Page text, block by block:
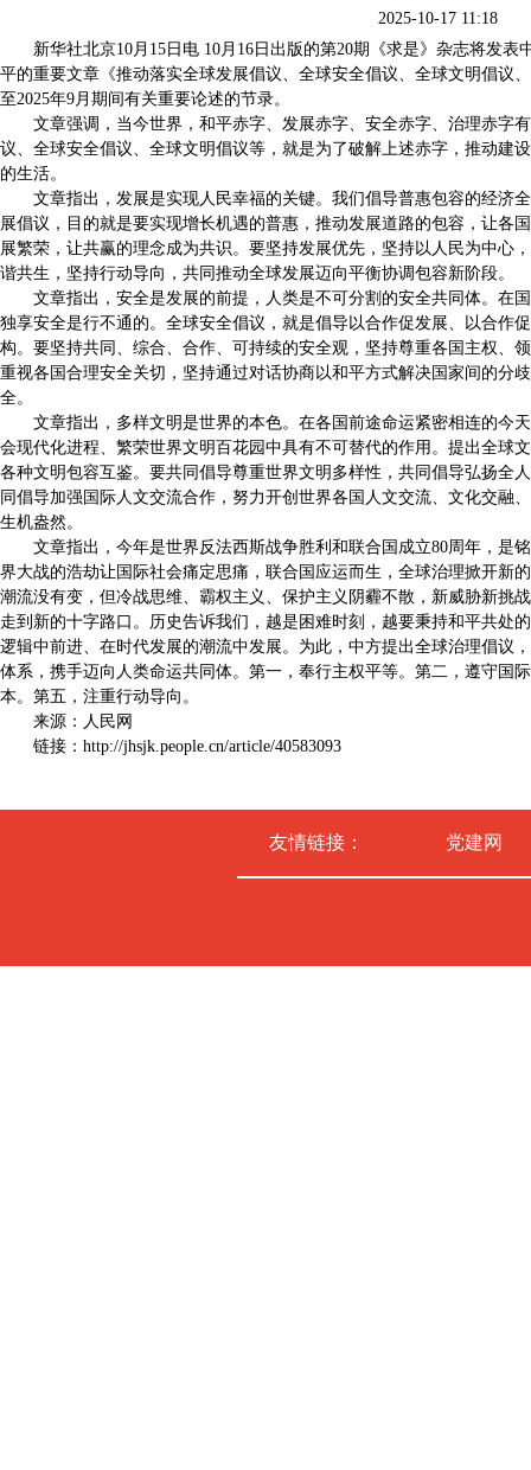
2025-10-17 11:18
新华社北京10月15日电 10月16日出版的第20期《求是》杂志将发
平的重要文章《推动落实全球发展倡议、全球安全倡议、全球文明倡议
至2025年9月期间有关重要论述的节录。
文章强调，当今世界，和平赤字、发展赤字、安全赤字、治理赤字
议、全球安全倡议、全球文明倡议等，就是为了破解上述赤字，推动建
的生活。
文章指出，发展是实现人民幸福的关键。我们倡导普惠包容的经济
展倡议，目的就是要实现增长机遇的普惠，推动发展道路的包容，让各
展繁荣，让共赢的理念成为共识。要坚持发展优先，坚持以人民为中心
谐共生，坚持行动导向，共同推动全球发展迈向平衡协调包容新阶段。
文章指出，安全是发展的前提，人类是不可分割的安全共同体。在
独享安全是行不通的。全球安全倡议，就是倡导以合作促发展、以合作
构。要坚持共同、综合、合作、可持续的安全观，坚持尊重各国主权、
重视各国合理安全关切，坚持通过对话协商以和平方式解决国家间的分
全。
文章指出，多样文明是世界的本色。在各国前途命运紧密相连的今
会现代化进程、繁荣世界文明百花园中具有不可替代的作用。提出全球
各种文明包容互鉴。要共同倡导尊重世界文明多样性，共同倡导弘扬全
同倡导加强国际人文交流合作，努力开创世界各国人文交流、文化交融
生机盎然。
文章指出，今年是世界反法西斯战争胜利和联合国成立80周年，是
界大战的浩劫让国际社会痛定思痛，联合国应运而生，全球治理掀开新
潮流没有变，但冷战思维、霸权主义、保护主义阴霾不散，新威胁新挑
走到新的十字路口。历史告诉我们，越是困难时刻，越要秉持和平共处
逻辑中前进、在时代发展的潮流中发展。为此，中方提出全球治理倡议
体系，携手迈向人类命运共同体。第一，奉行主权平等。第二，遵守国
本。第五，注重行动导向。
来源：人民网
链接：http://jhsjk.people.cn/article/40583093
友情链接： 党建网